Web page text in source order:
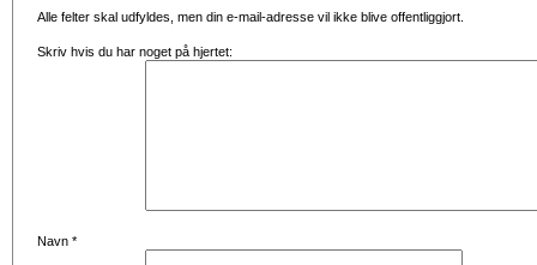
Alle felter skal udfyldes, men din e-mail-adresse vil ikke blive offentliggjort.
Skriv hvis du har noget på hjertet:
Navn *